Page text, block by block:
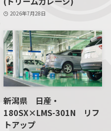
2026年7月28日
新潟県 日産・
180SX×LMS-301N リフ
トアップ